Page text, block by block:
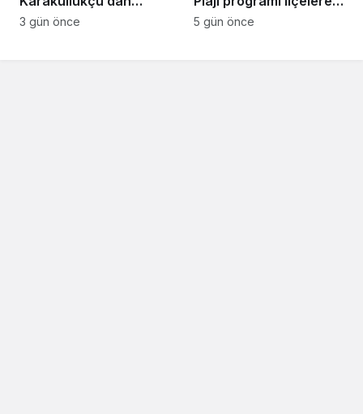
Sakarya Muşlular
3 gün önce
açılıyor
5 gün önce